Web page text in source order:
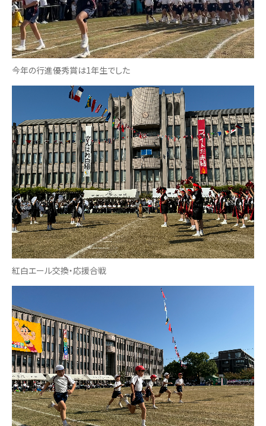
今年の行進優秀賞は1年生でした
紅白エール交換・応援合戦